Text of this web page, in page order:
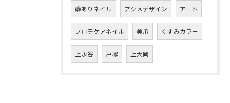
癖ありネイル アシメデザイン アート
プロテケアネイル 美爪 くすみカラー
上永谷 戸塚 上大岡